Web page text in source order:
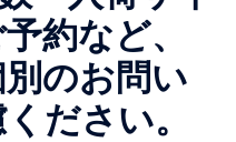
約など、
のお問い
ださい。